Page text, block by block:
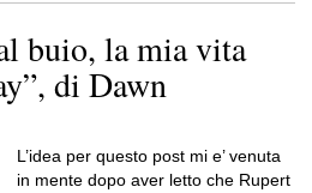
buio, la mia vita
di Dawn
L’idea per questo post mi e’ venuta
in mente dopo aver letto che Rupert